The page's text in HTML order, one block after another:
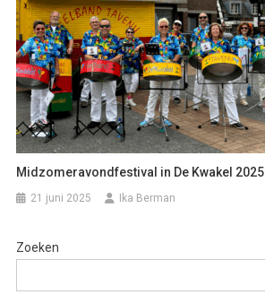
Midzomeravondfestival in De Kwakel 2025
21 juni 2025 Ika Berman
Zoeken